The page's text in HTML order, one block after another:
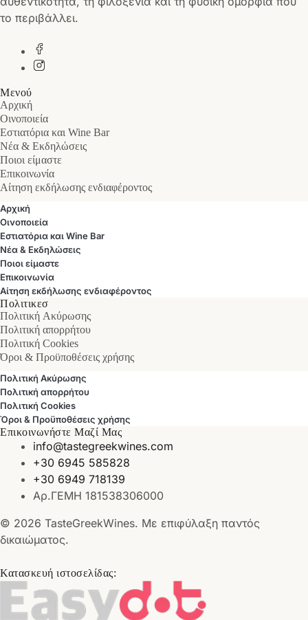
το περιβάλλει.
Μενού
Αρχική
Οινοποιεία
Εστιατόρια και Wine Bar
Νέα & Εκδηλώσεις
Ποιοι είμαστε
Επικοινωνία
Αίτηση εκδήλωσης ενδιαφέροντος
Αρχική
Οινοποιεία
Εστιατόρια και Wine Bar
Νέα & Εκδηλώσεις
Ποιοι είμαστε
Επικοινωνία
Αίτηση εκδήλωσης ενδιαφέροντος
Πολιτικεσ
Πολιτική Ακύρωσης
Πολιτική απορρήτου
Πολιτική Cookies
Όροι & Προϋποθέσεις χρήσης
Πολιτική Ακύρωσης
Πολιτική απορρήτου
Πολιτική Cookies
Όροι & Προϋποθέσεις χρήσης
Επικοινωνήστε Μαζί Μας
info@tastegreekwines.com
+30 6945 585828
+30 6949 718139
Αρ.ΓΕΜΗ 181538306000
© 2026 TasteGreekWines. Με επιφύλαξη παντός
δικαιώματος.
Κατασκευή ιστοσελίδας: